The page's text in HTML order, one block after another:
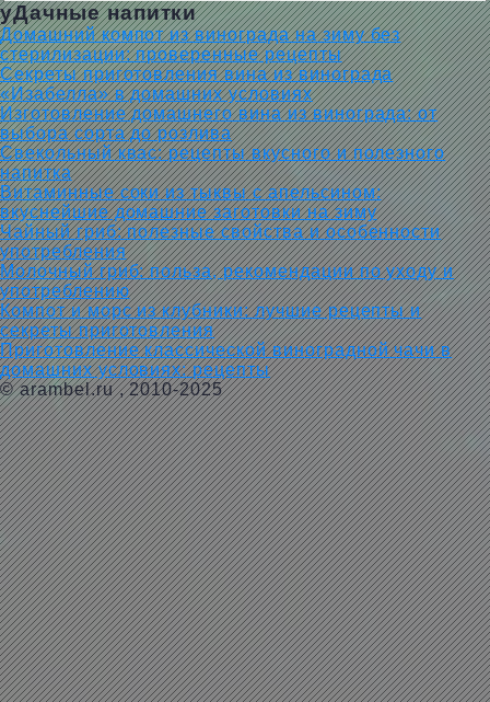
уДачные напитки
Домашний компот из винограда на зиму без
стерилизации: проверенные рецепты
Секреты приготовления вина из винограда
«Изабелла» в домашних условиях
Изготовление домашнего вина из винограда: от
выбора сорта до розлива
Свекольный квас: рецепты вкусного и полезного
напитка
Витаминные соки из тыквы с апельсином:
вкуснейшие домашние заготовки на зиму
Чайный гриб: полезные свойства и особенности
употребления
Молочный гриб: польза, рекомендации по уходу и
употреблению
Компот и морс из клубники: лучшие рецепты и
секреты приготовления
Приготовление классической виноградной чачи в
домашних условиях: рецепты
© arambel.ru, 2010-2025